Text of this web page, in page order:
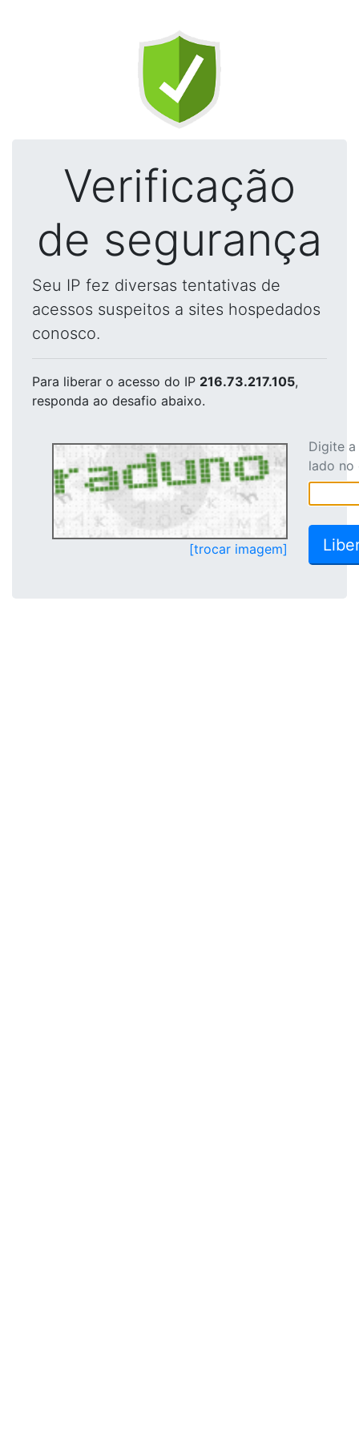
Verificação
de segurança
Seu IP fez diversas tentativas de
acessos suspeitos a sites hospedados
conosco.
Para liberar o acesso do IP 216.73.217.105,
responda ao desafio abaixo.
[trocar imagem]
Digite
lado no